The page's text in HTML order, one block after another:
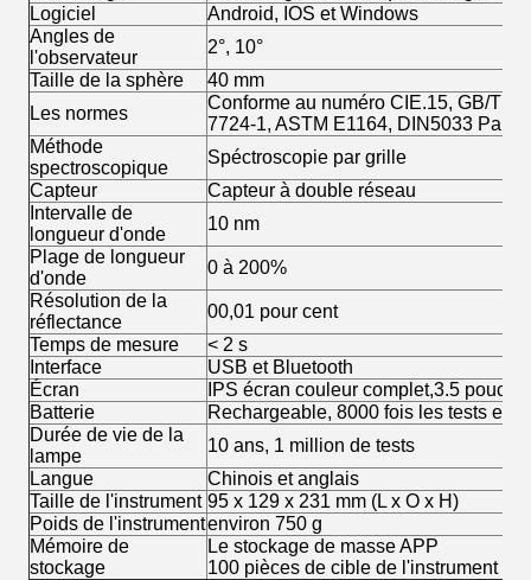
Logiciel
Android, IOS et Windows
Angles de
l'observateur
2°, 10°
Taille de la sphère
40 mm
Les normes
Conforme au numéro CIE.15, GB/T
7724-1, ASTM E1164, DIN5033 Partie
Méthode
spectroscopique
Spéctroscopie par grille
Capteur
Capteur à double réseau
Intervalle de
longueur d'onde
10 nm
Plage de longueur
d'onde
0 à 200%
Résolution de la
réflectance
00,01 pour cent
Temps de mesure
< 2 s
Interface
USB et Bluetooth
Écran
IPS écran couleur complet,3.5 pouces
Batterie
Rechargeable, 8000 fois les tests en
Durée de vie de la
lampe
10 ans, 1 million de tests
Langue
Chinois et anglais
Taille de l'instrument 95 x 129 x 231 mm (L x O x H)
Poids de l'instrumentenviron 750 g
Mémoire de
stockage
Le stockage de masse APP
100 pièces de cible de l'instrument